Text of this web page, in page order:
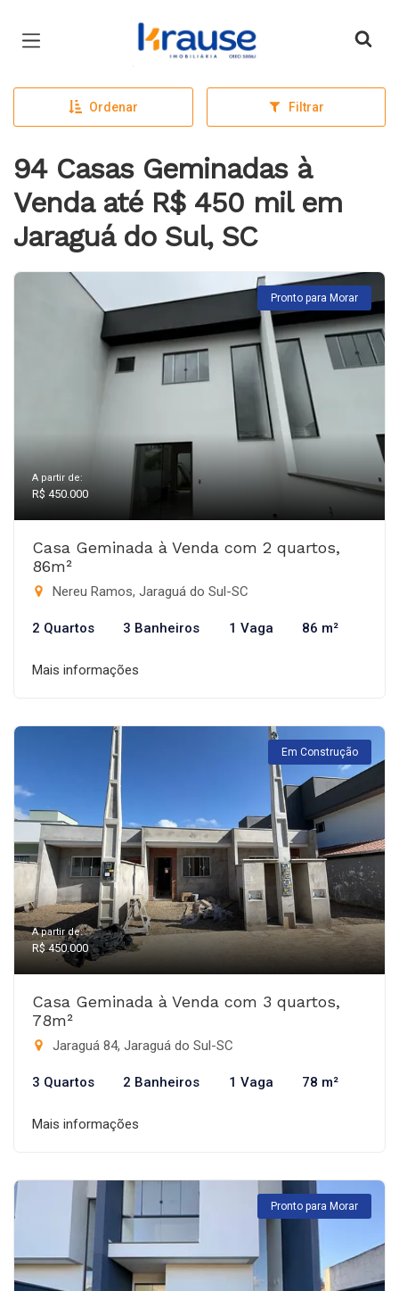
Página inicial
Ordenar Filtrar
94 Casas Geminadas à
Venda até R$ 450 mil em
Jaraguá do Sul, SC
Pronto para Morar
A partir de:
R$ 450.000
Casa Geminada à Venda com 2 quartos,
86m²
Nereu Ramos, Jaraguá do Sul-SC
2 Quartos 3 Banheiros 1 Vaga 86 m²
Mais informações
Em Construção
A partir de:
R$ 450.000
Casa Geminada à Venda com 3 quartos,
78m²
Jaraguá 84, Jaraguá do Sul-SC
3 Quartos 2 Banheiros 1 Vaga 78 m²
Mais informações
Pronto para Morar